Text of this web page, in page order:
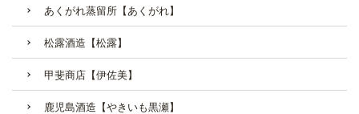
あくがれ蒸留所【あくがれ】
松露酒造【松露】
甲斐商店【伊佐美】
鹿児島酒造【やきいも黒瀬】